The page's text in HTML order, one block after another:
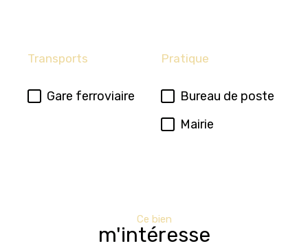
Transports
Gare ferroviaire
Pratique
Bureau de poste
Mairie
Ce bien
m'intéresse